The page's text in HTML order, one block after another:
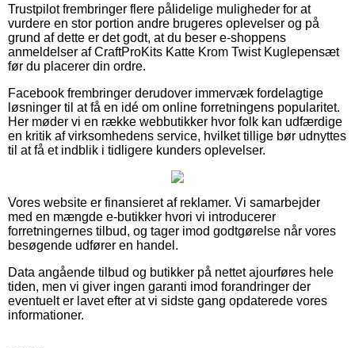
Trustpilot frembringer flere pålidelige muligheder for at
vurdere en stor portion andre brugeres oplevelser og på
grund af dette er det godt, at du beser e-shoppens
anmeldelser af CraftProKits Katte Krom Twist Kuglepensæt
før du placerer din ordre.
Facebook frembringer derudover immervæk fordelagtige
løsninger til at få en idé om online forretningens popularitet.
Her møder vi en række webbutikker hvor folk kan udfærdige
en kritik af virksomhedens service, hvilket tillige bør udnyttes
til at få et indblik i tidligere kunders oplevelser.
Vores website er finansieret af reklamer. Vi samarbejder
med en mængde e-butikker hvori vi introducerer
forretningernes tilbud, og tager imod godtgørelse når vores
besøgende udfører en handel.
Data angående tilbud og butikker på nettet ajourføres hele
tiden, men vi giver ingen garanti imod forandringer der
eventuelt er lavet efter at vi sidste gang opdaterede vores
informationer.